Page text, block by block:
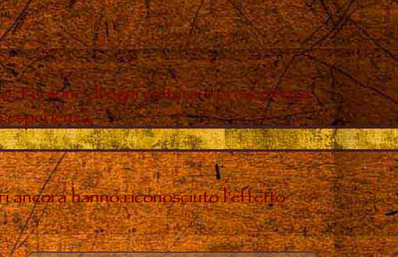
Persone di ogni cultura e provenienza
ancora hanno riconosciuto l'effetto